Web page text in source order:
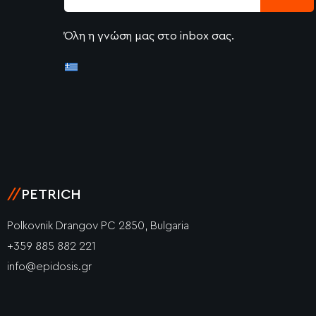
Όλη η γνώση μας στο inbox σας.
// PETRICH
Polkovnik Drangov PC 2850, Bulgaria
+359 885 882 221
info@epidosis.gr